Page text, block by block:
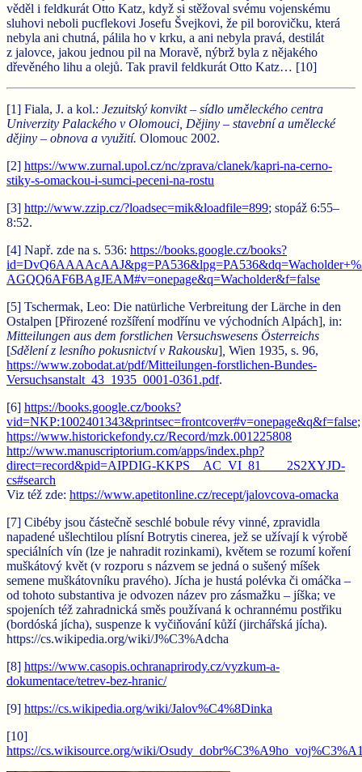
věděl i feldkurát Otto Katz, když si stěžoval svému vojenskému
sluhovi neboli pucflekovi Josefu Švejkovi, že pil borovičku, která
nebyla ani chutná, pálila ho v krku, a ani nebyla pravá, destilát
z jalovce, jakou jednou pil na Moravě, nýbrž byla z nějakého
dřevěného lihu a olejů. Tak pravil feldkurát Otto Katz… [10]
[1] Fiala, J. a kol.: Jezuitský konvikt – sídlo uměleckého centra
Univerzity Palackého v Olomouci, Dějiny – stavební a umělecké
dějiny – obnova a využití. Olomouc 2002.
[2] https://www.zurnal.upol.cz/nc/zprava/clanek/kapri-na-cerno-
stiky-s-omackou-i-sumci-peceni-na-rostu
[3] http://www.zzip.cz/?loadsec=mik&loadfile=899; stopáž 6:55–
8:52.
[4] Např. zde na s. 536: https://books.google.cz/books?
AGQQ6AF6BAgJEAM#v=onepage&q=Wacholder&f=false
[5] Tschermak, Leo: Die natürliche Verbreitung der Lärche in den
Ostalpen [Přirozené rozšíření modřínu ve východních Alpách], in:
Mitteilungen aus dem forstlichen Versuchswesens Österreichs
[Sdělení z lesního pokusnictví v Rakousku], Wien 1935, s. 96,
https://www.zobodat.at/pdf/Mitteilungen-forstlichen-Bundes-
Versuchsanstalt_43_1935_0001-0361.pdf.
[6] https://books.google.cz/books?
vid=NKP:1002401343&printsec=frontcover#v=onepage&q&f=false;
https://www.historickefondy.cz/Record/mzk.001225808
http://www.manuscriptorium.com/apps/index.php?
direct=record&pid=AIPDIG-KKPS__AC_VI_81____2S2XYJD-
cs#search
Viz též zde: https://www.apetitonline.cz/recept/jalovcova-omacka
[7] Cibéby jsou částečně seschlé bobule révy vinné, zpravidla
napadené ušlechtilou plísní Botrytis cinerea, jež se užívají k výrobě
speciálních vín (lze je nahradit rozinkami), květem se rozumí koření
muškátový květ (v rozporu s názvem se jedná o sušený míšek
semene muškátovníku pravého). Jícha je hustá polévka či omáčka –
od tohoto substantiva je odvozen název pro zásmažku – jíška; ve
spojeních též zahradnická směs používaná k ochrannému postřiku
(bordóská jícha), suspenze k vyčiňování kůží (jirchářská jícha).
https://cs.wikipedia.org/wiki/J%C3%Adcha
[8] https://www.casopis.ochranaprirody.cz/vyzkum-a-
dokumentace/tetrev-bez-hranic/
[9] https://cs.wikipedia.org/wiki/Jalov%C4%8Dinka
[10]
https://cs.wikisource.org/wiki/